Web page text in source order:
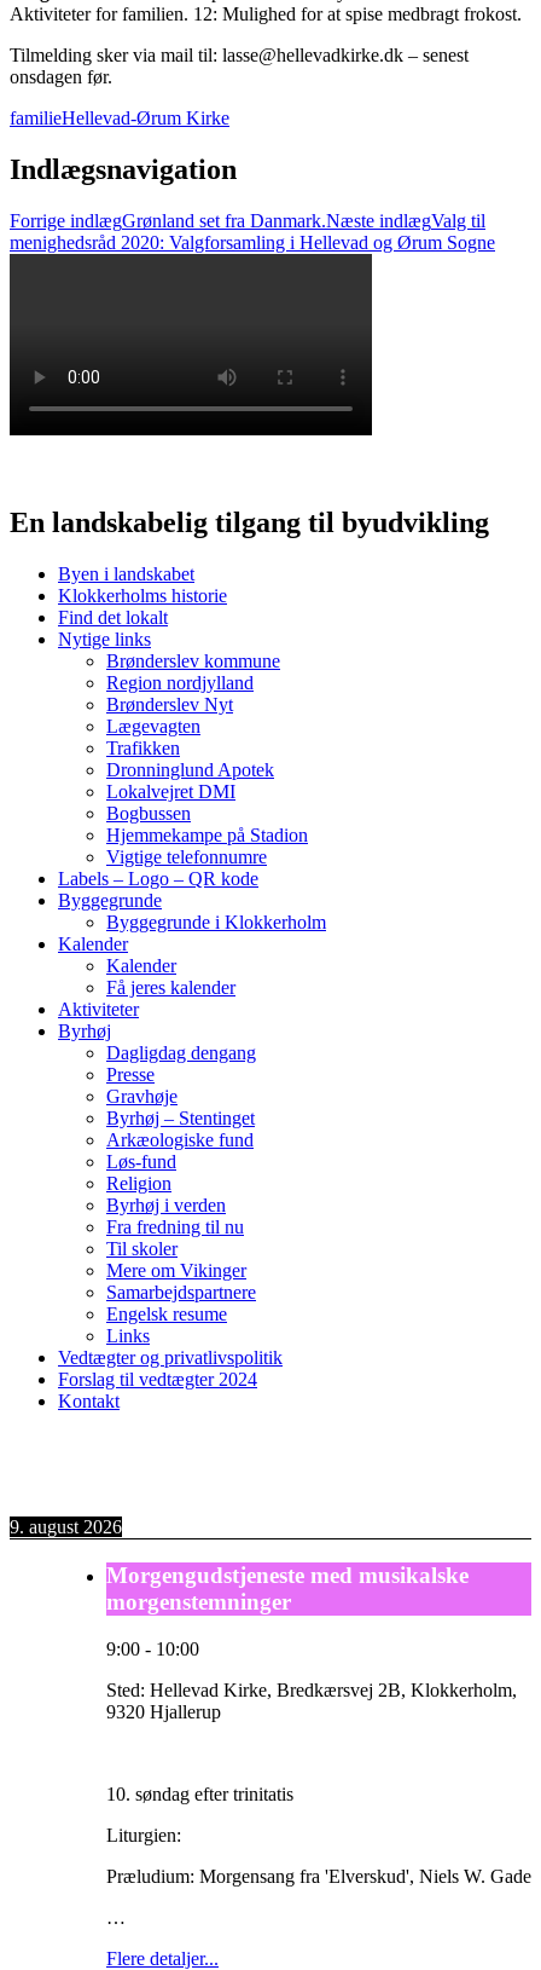
Aktiviteter for familien. 12: Mulighed for at spise medbragt frokost.
Tilmelding sker via mail til: lasse@hellevadkirke.dk – senest
onsdagen før.
familieHellevad-Ørum Kirke
Indlægsnavigation
Forrige indlægGrønland set fra Danmark.Næste indlægValg til
menighedsråd 2020: Valgforsamling i Hellevad og Ørum Sogne
En landskabelig tilgang til byudvikling
Byen i landskabet
Klokkerholms historie
Find det lokalt
Nytige links
Brønderslev kommune
Region nordjylland
Brønderslev Nyt
Lægevagten
Trafikken
Dronninglund Apotek
Lokalvejret DMI
Bogbussen
Hjemmekampe på Stadion
Vigtige telefonnumre
Labels – Logo – QR kode
Byggegrunde
Byggegrunde i Klokkerholm
Kalender
Kalender
Få jeres kalender
Aktiviteter
Byrhøj
Dagligdag dengang
Presse
Gravhøje
Byrhøj – Stentinget
Arkæologiske fund
Løs-fund
Religion
Byrhøj i verden
Fra fredning til nu
Til skoler
Mere om Vikinger
Samarbejdspartnere
Engelsk resume
Links
Vedtægter og privatlivspolitik
Forslag til vedtægter 2024
Kontakt
9. august 2026
Morgengudstjeneste med musikalske
morgenstemninger
9:00 - 10:00
Sted: Hellevad Kirke, Bredkærsvej 2B, Klokkerholm,
9320 Hjallerup
10. søndag efter trinitatis
Liturgien:
Præludium: Morgensang fra 'Elverskud', Niels W. Gade
…
Flere detaljer...